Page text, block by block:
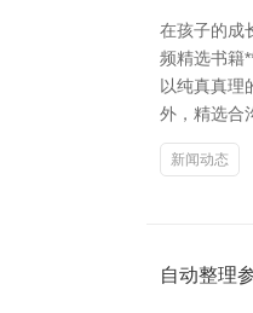
在孩子的成
频精选书籍
以纯真真理
外，精选合
新闻动态
自动整理